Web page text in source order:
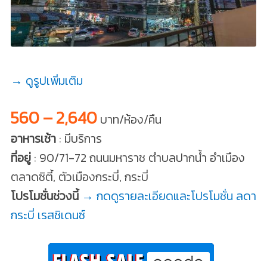
→ ดูรูปเพิ่มเติม
560 – 2,640บาท/ห้อง/คืน
อาหารเช้า: มีบริการ
ที่อยู่: 90/71-72 ถนนมหาราช ตำบลปากน้ำ อำเมือง
ตลาดซิตี้, ตัวเมืองกระบี่, กระบี่
โปรโมชั่นช่วงนี้ → กดดูรายละเอียดและโปรโมชั่น ลดา
กระบี่ เรสซิเดนซ์